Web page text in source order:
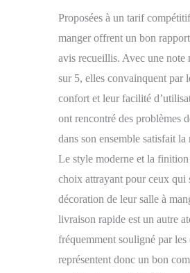
Proposées à un tarif
manger offrent un bon
avis recueillis. Avec une note
sur 5, elles convainquent par
confort et leur facilité
ont rencontré des problèmes
dans son ensemble satisfait
Le style moderne et la
choix attrayant pour ceux qui
décoration de leur salle à
livraison rapide est un autre
fréquemment souligné par les
représentent donc un bon